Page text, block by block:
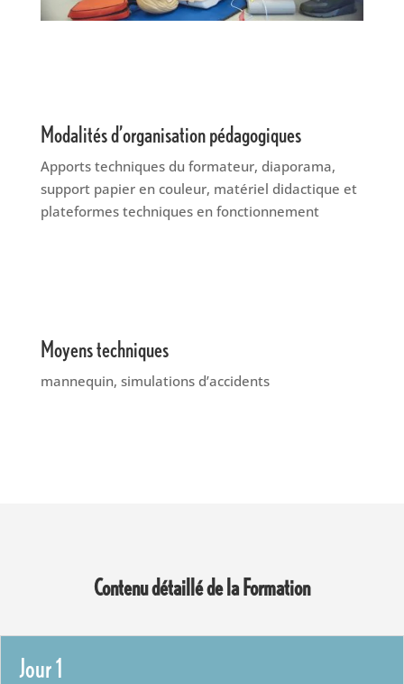
Modalités d’organisation pédagogiques
Apports techniques du formateur, diaporama,
support papier en couleur, matériel didactique et
plateformes techniques en fonctionnement
Moyens techniques
mannequin, simulations d’accidents
Contenu détaillé de la Formation
Jour 1